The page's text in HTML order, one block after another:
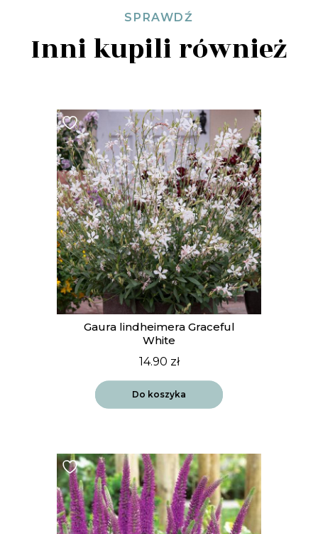
SPRAWDŹ
Inni kupili również
Gaura lindheimera Graceful
White
14.90 zł
Do koszyka